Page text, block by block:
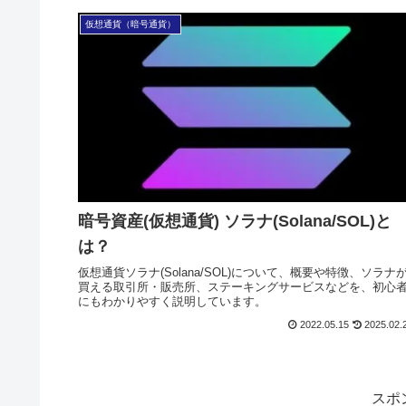
仮想通貨（暗号通貨）
暗号資産(仮想通貨) ソラナ(Solana/SOL)と
は？
仮想通貨ソラナ(Solana/SOL)について、概要や特徴、ソラナ
買える取引所・販売所、ステーキングサービスなどを、初心
にもわかりやすく説明しています。
2022.05.15
スポ